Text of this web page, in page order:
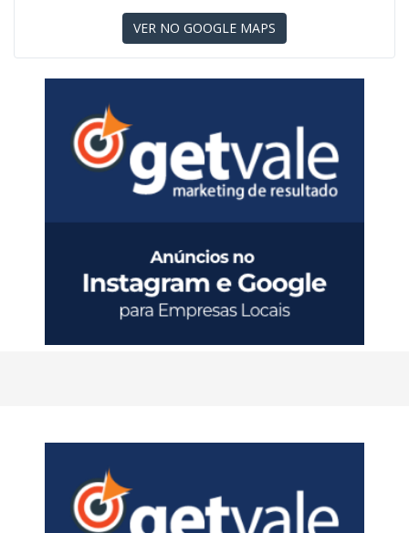
VER NO GOOGLE MAPS